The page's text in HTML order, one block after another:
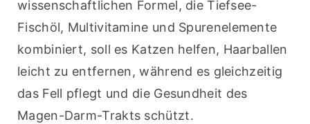
wissenschaftlichen Formel, die Tiefsee-
Fischöl, Multivitamine und Spurenelemente
kombiniert, soll es Katzen helfen, Haarballen
leicht zu entfernen, während es gleichzeitig
das Fell pflegt und die Gesundheit des
Magen-Darm-Trakts schützt.